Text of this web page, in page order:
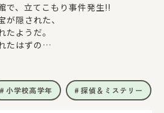
で、立てこもり事件発生!!
が隠された、
ようだ。
たはずの
った！
もとに、
に向かう。
宝の手がかりが――？
小学校高学年 探偵＆ミステリー